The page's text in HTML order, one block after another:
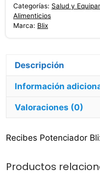
Categorías: Salud y
Alimenticios
Marca: Blix
Descripción
Información
Valoraciones (0)
Recibes Potenciador
Productos